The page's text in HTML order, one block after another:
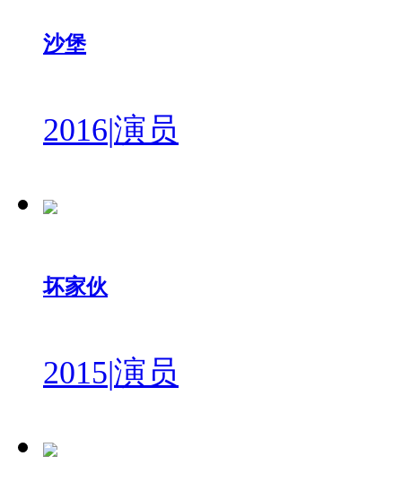
沙堡
2016|演员
坏家伙
2015|演员